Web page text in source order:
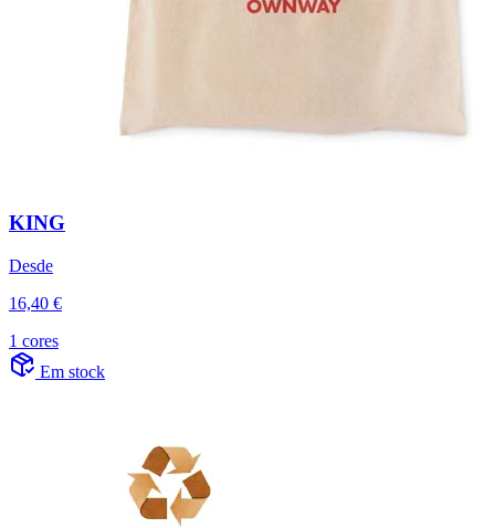
KING
Desde
16,40 €
1 cores
Em stock